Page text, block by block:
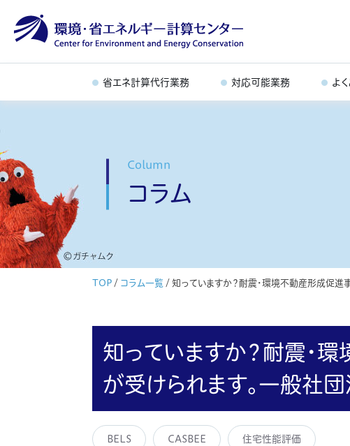
省エネ計算代行業務 対応可能業務 よ
Column
コラム
TOP / コラム一覧 /知っていますか？耐震・環境不動産形成促進
知っていますか？耐震・
が受けられます。一般社
BELS CASBEE 住宅性能評価